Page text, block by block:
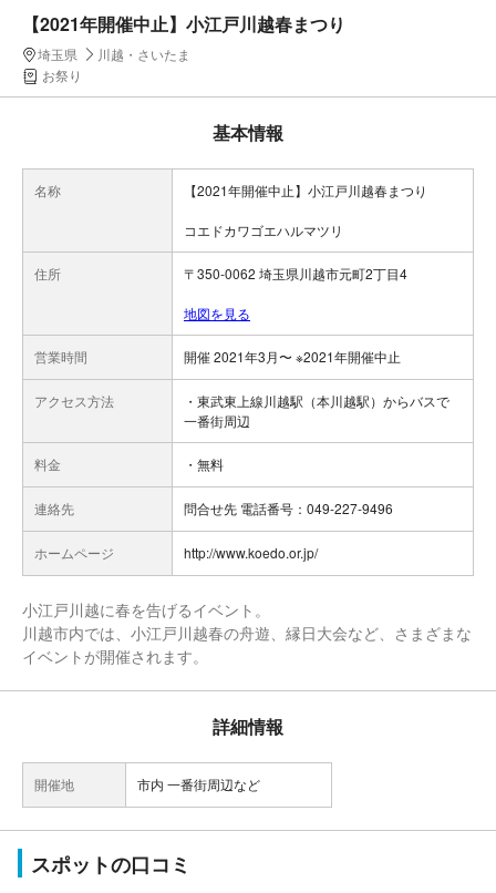
【2021年開催中止】小江戸川越春まつり
埼玉県
川越・さいたま
お祭り
基本情報
名称 【2021年開催中止】小江戸川越春まつり
コエドカワゴエハルマツリ
住所 〒350-0062 埼玉県川越市元町2丁目4
地図を見る
営業時間 開催 2021年3月〜 ※2021年開催中止
アクセス方法
・東武東上線川越駅（本川越駅）からバスで
一番街周辺
料金 ・無料
連絡先 問合せ先 電話番号：049-227-9496
ホームページ http://www.koedo.or.jp/
小江戸川越に春を告げるイベント。
川越市内では、小江戸川越春の舟遊、縁日大会など、さまざまな
イベントが開催されます。
詳細情報
開催地 市内 一番街周辺など
スポットの口コミ